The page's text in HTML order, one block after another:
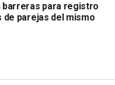
barreras para registro
de parejas del mismo